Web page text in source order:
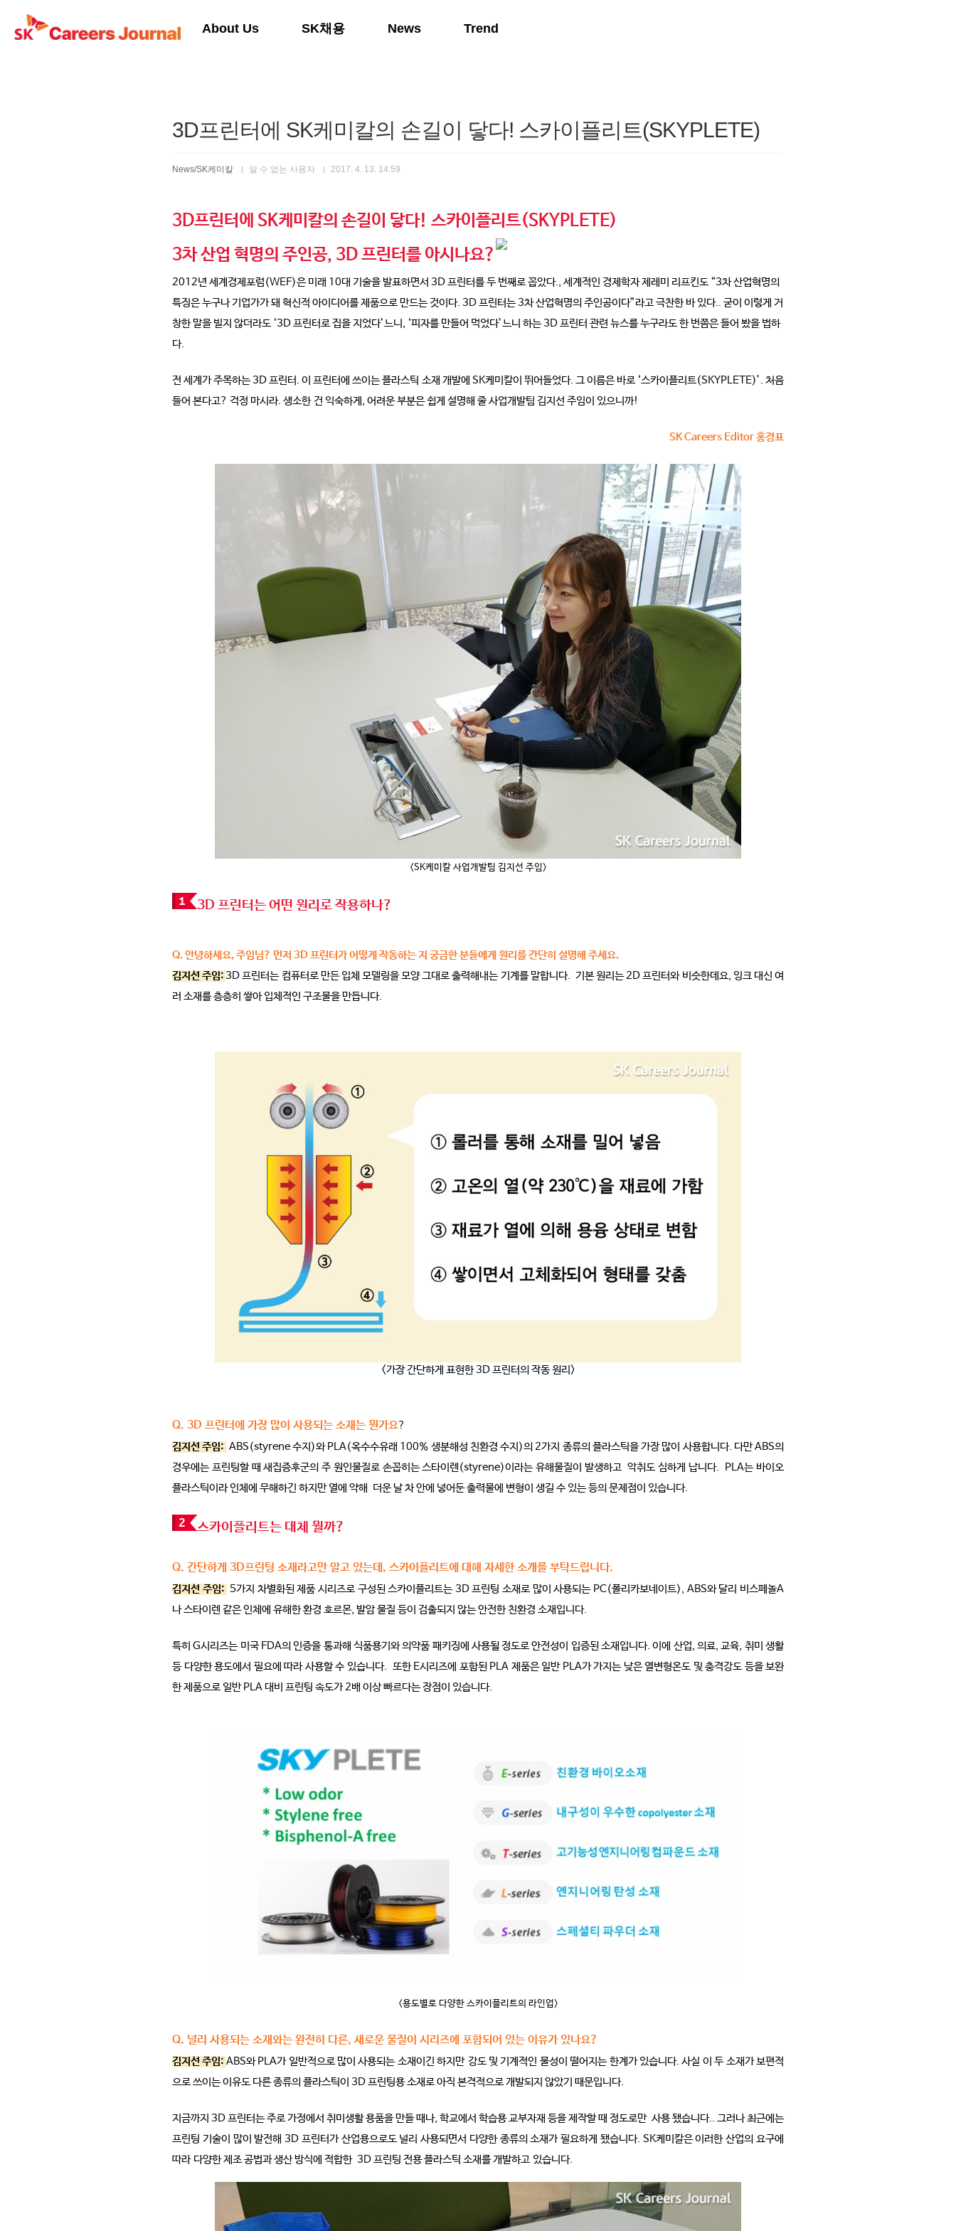
About Us SK채용 News Trend
3D프린터에 SK케미칼의 손길이 닿다! 스카이플리트(SKYPLETE)
News/SK케미칼 알 수 없는 사용자 2017. 4. 13. 14:59
3D프린터에 SK케미칼의 손길이 닿다! 스카이플리트(SKYPLETE)
3차 산업 혁명의 주인공, 3D 프린터를 아시나요?
2012년 세계경제포럼(WEF)은 미래 10대 기술을 발표하면서 3D 프린터를 두 번째로 꼽았다., 세계적인 경제학자 제레미 리프킨도 “3차 산업혁명의
특징은 누구나 기업가가 돼 혁신적 아이디어를 제품으로 만드는 것이다. 3D 프린터는 3차 산업혁명의 주인공이다”라고 극찬한 바 있다.. 굳이 이렇게 거
창한 말을 빌지 않더라도 ‘3D 프린터로 집을 지었다’느니, ‘피자를 만들어 먹었다’느니 하는 3D 프린터 관련 뉴스를 누구라도 한 번쯤은 들어 봤을 법하
다.
전 세계가 주목하는 3D 프린터. 이 프린터에 쓰이는 플라스틱 소재 개발에 SK케미칼이 뛰어들었다. 그 이름은 바로 ‘스카이플리트(SKYPLETE)’. 처음
들어 본다고? 걱정 마시라. 생소한건 익숙하게, 어려운 부분은 쉽게 설명해 줄 사업개발팀 김지선 주임이 있으니까!
SK Careers Editor 홍경표
<SK케미칼 사업개발팀 김지선 주임>
3D 프린터는 어떤 원리로 작용하나?
Q. 안녕하세요, 주임님? 먼저 3D 프린터가 어떻게 작동하는 지 궁금한 분들에게 원리를 간단히 설명해 주세요.
김지선 주임:3D 프린터는 컴퓨터로 만든 입체 모델링을 모양 그대로 출력해내는 기계를 말합니다. 기본 원리는 2D 프린터와 비슷한데요, 잉크 대신 여
러 소재를 층층히 쌓아 입체적인 구조물을 만듭니다.
<가장 간단하게 표현한 3D 프린터의 작동 원리>
Q. 3D 프린터에 가장 많이 사용되는 소재는 뭔가요?
김지선 주임: ABS(styrene 수지)와 PLA(옥수수유래 100% 생분해성 친환경 수지)의 2가지 종류의 플라스틱을 가장 많이 사용합니다. 다만 ABS의
경우에는 프린팅할 때 새집증후군의 주 원인물질로 손꼽히는 스타이렌(styrene)이라는 유해물질이 발생하고 악취도 심하게 납니다. PLA는 바이오
플라스틱이라 인체에 무해하긴 하지만 열에 약해 더운 날 차 안에 넣어둔 출력물에 변형이 생길 수 있는 등의 문제점이 있습니다.
스카이플리트는 대체 뭘까?
Q. 간단하게 3D프린팅 소재라고만 알고 있는데, 스카이플리트에 대해 자세한 소개를 부탁드립니다.
김지선 주임: 5가지 차별화된 제품 시리즈로 구성된 스카이플리트는 3D 프린팅 소재로 많이 사용되는 PC(폴리카보네이트), ABS와 달리 비스페놀A
나 스타이렌 같은 인체에 유해한 환경 호르몬, 발암 물질 등이 검출되지 않는 안전한 친환경 소재입니다.
특히 G시리즈는 미국 FDA의 인증을 통과해 식품용기와 의약품 패키징에 사용될 정도로 안전성이 입증된 소재입니다. 이에 산업, 의료, 교육, 취미 생활
등 다양한 용도에서 필요에 따라 사용할 수 있습니다. 또한 E시리즈에 포함된 PLA 제품은 일반 PLA가 가지는 낮은 열변형온도 및 충격강도 등을 보완
한 제품으로 일반 PLA 대비 프린팅 속도가 2배 이상 빠르다는 장점이 있습니다.
<용도별로 다양한 스카이플리트의 라인업>
Q. 널리 사용되는 소재와는 완전히 다른, 새로운 물질이 시리즈에 포함되어 있는 이유가 있나요?
김지선 주임: ABS와 PLA가 일반적으로 많이 사용되는 소재이긴 하지만 강도 및 기계적인 물성이 떨어지는 한계가 있습니다. 사실 이 두 소재가 보편적
으로 쓰이는 이유도 다른 종류의 플라스틱이 3D 프린팅용 소재로 아직 본격적으로 개발되지 않았기 때문입니다.
지금까지 3D 프린터는 주로 가정에서 취미생활 용품을 만들 때나, 학교에서 학습용 교부자재 등을 제작할 때 정도로만 사용 됐습니다.. 그러나 최근에는
프린팅 기술이 많이 발전해 3D 프린터가 산업용으로도 널리 사용되면서 다양한 종류의 소재가 필요하게 됐습니다. SK케미칼은 이러한 산업의 요구에
따라 다양한 제조 공법과 생산 방식에 적합한 3D 프린팅 전용 플라스틱 소재를 개발하고 있습니다.